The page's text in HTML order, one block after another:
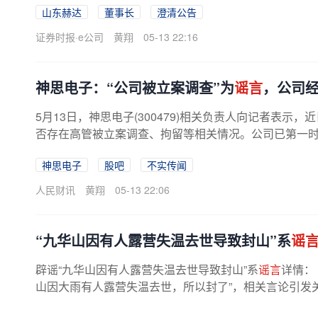
山东赫达 董事长
澄清公告
证券时报·e公司
黄翔 05-13 22:16
神思电子：“公司被立案调查”为谣言，公司
5月13日，神思电子(300479)相关负责人向记者表示，
否存在高管被立案调查、拘留等相关情况。公司已第一
神思电子 股吧
不实传闻
人民财讯
黄翔 05-13 22:06
“九华山因有人露营失温去世导致封山”系谣
辟谣“九华山因有人露营失温去世导致封山”系谣言详情
山因大雨有人露营失温去世，所以封了”，相关言论引